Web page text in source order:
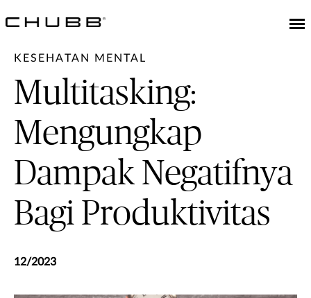
KESEHATAN MENTAL
Multitasking:
Mengungkap
Dampak Negatifnya
Bagi Produktivitas
12/2023